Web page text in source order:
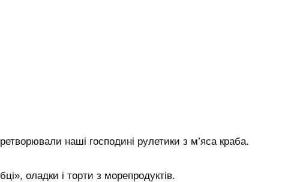
наші господині рулетики з м’яса краба.
оладки і торти з морепродуктів.